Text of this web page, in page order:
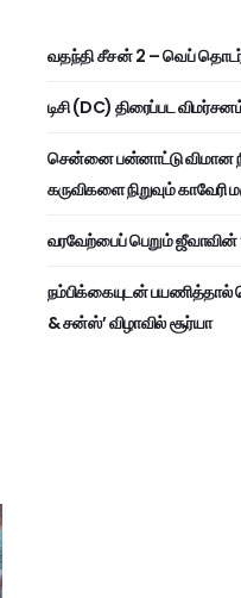
வதந்தி சீசன் 2 – வெப்
டிசி (DC) திரைப்பட
சென்னை பன்னாட்டு விமான
கருவிகளை நிறுவும்
வரவேற்பைப் பெறும் ஜீவாவின்
நம்பிக்கையுடன் பயணித்தால்
& சன்ஸ்’ விழாவில் சூர்யா